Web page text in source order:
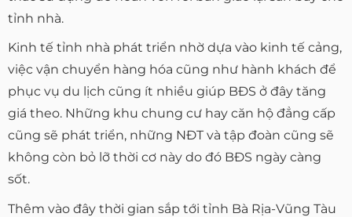
tỉnh nhà.
Kinh tế tỉnh nhà phát triển nhờ dựa vào kinh tế cảng,
việc vận chuyển hàng hóa cũng như hành khách để
phục vụ du lịch cũng ít nhiều giúp BĐS ở đây tăng
giá theo. Những khu chung cư hay căn hộ đẳng cấp
cũng sẽ phát triển, những NĐT và tập đoàn cũng sẽ
không còn bỏ lỡ thời cơ này do đó BĐS ngày càng
sốt.
Thêm vào đây thời gian sắp tới tỉnh Bà Rịa-Vũng Tàu